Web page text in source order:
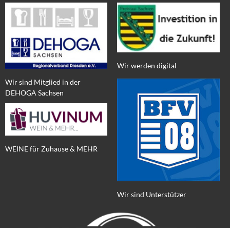
Wir sind Mitglied in der
DEHOGA Sachsen
WEINE für Zuhause & MEHR
Wir werden digital
Wir sind Unterstützer